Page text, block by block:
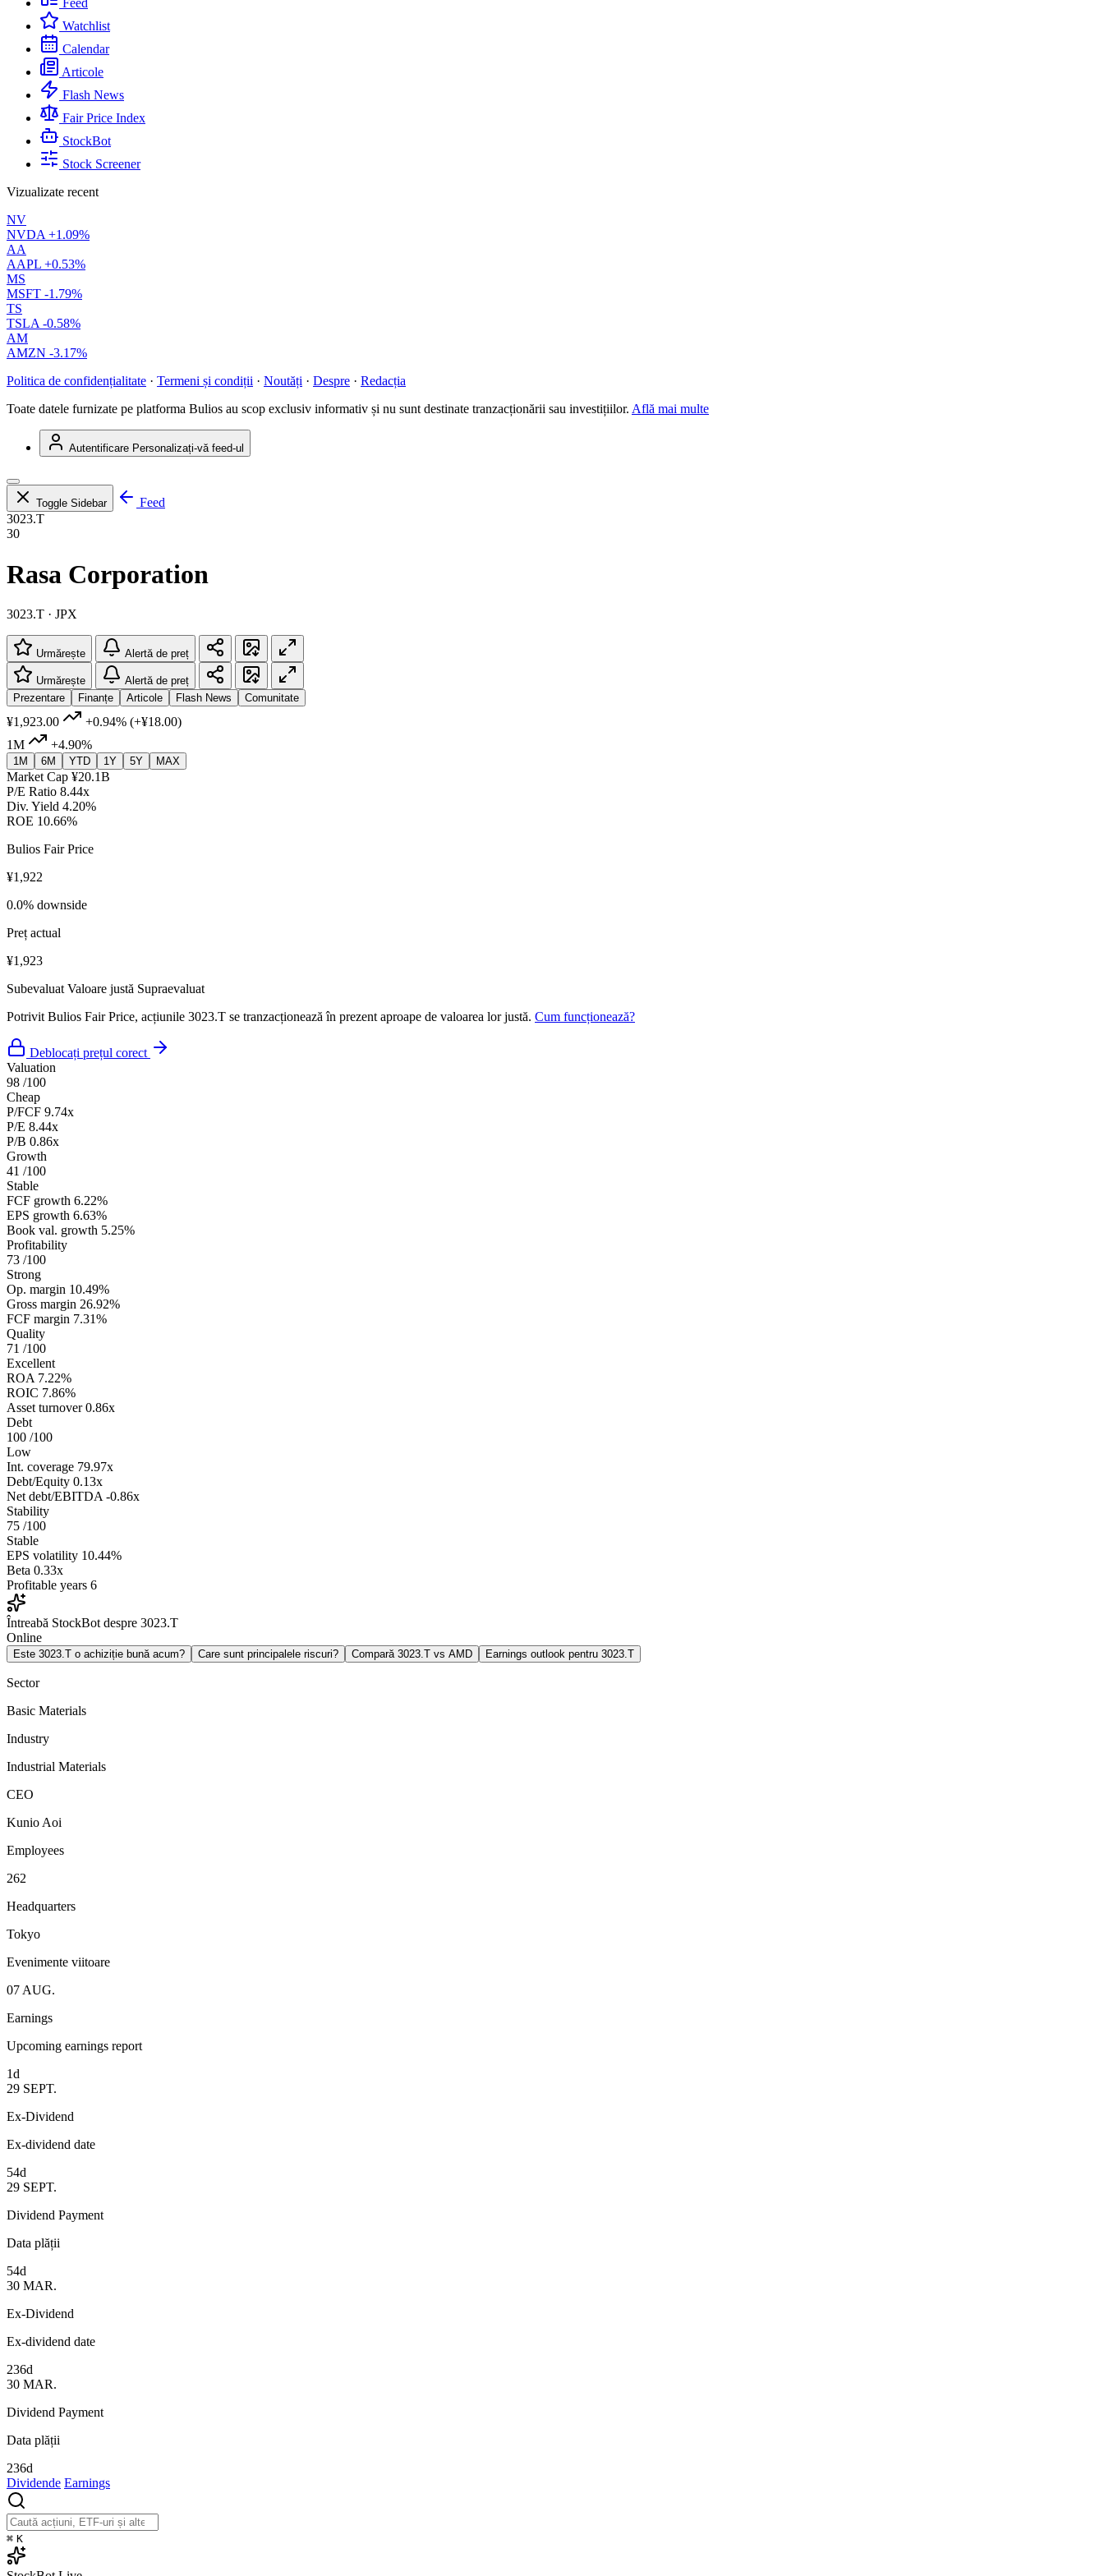
Feed
Watchlist
Calendar
Articole
Flash News
Fair Price Index
StockBot
Stock Screener
Vizualizate recent
NV
NVDA +1.09%
AA
AAPL +0.53%
MS
MSFT -1.79%
TS
TSLA -0.58%
AM
AMZN -3.17%
Politica de confidențialitate · Termeni și condiții · Noutăți · Despre · Redacția
Toate datele furnizate pe platforma Bulios au scop exclusiv informativ și nu sunt destinate tranzacționării sau investițiilor. Află mai multe
Autentificare Personalizați-vă feed-ul
Toggle Sidebar
Feed
3023.T
30
Rasa Corporation
3023.T · JPX
Urmărește Alertă de preț
Urmărește
Alertă de preț
Prezentare
Finanțe Articole Flash News Comunitate
¥1,923.00 +0.94% (+¥18.00)
1M
+4.90%
1M 6M YTD 1Y 5Y MAX
Market Cap ¥20.1B
P/E Ratio 8.44x
Div. Yield 4.20%
ROE 10.66%
Bulios Fair Price
¥1,922
0.0% downside
Preț actual
¥1,923
Subevaluat Valoare justă Supraevaluat
Potrivit Bulios Fair Price, acțiunile 3023.T se tranzacționează în prezent aproape de valoarea lor justă. Cum funcționează?
Deblocați prețul corect
Valuation
98 /100
Cheap
P/FCF 9.74x
P/E 8.44x
P/B 0.86x
Growth
41 /100
Stable
FCF growth 6.22%
EPS growth 6.63%
Book val. growth 5.25%
Profitability
73 /100
Strong
Op. margin 10.49%
Gross margin 26.92%
FCF margin 7.31%
Quality
71 /100
Excellent
ROA 7.22%
ROIC 7.86%
Asset turnover 0.86x
Debt
100 /100
Low
Int. coverage 79.97x
Debt/Equity 0.13x
Net debt/EBITDA -0.86x
Stability
75 /100
Stable
EPS volatility 10.44%
Beta 0.33x
Profitable years 6
Întreabă StockBot despre 3023.T
Online
Este 3023.T o achiziție bună acum? Care sunt principalele riscuri? Compară 3023.T vs AMD Earnings outlook pentru 3023.T
Sector
Basic Materials
Industry
Industrial Materials
CEO
Kunio Aoi
Employees
262
Headquarters
Tokyo
Evenimente viitoare
07 AUG.
Earnings
Upcoming earnings report
1d
29 SEPT.
Ex-Dividend
Ex-dividend date
54d
29 SEPT.
Dividend Payment
Data plății
54d
30 MAR.
Ex-Dividend
Ex-dividend date
236d
30 MAR.
Dividend Payment
Data plății
236d
Dividende Earnings
⌘ K